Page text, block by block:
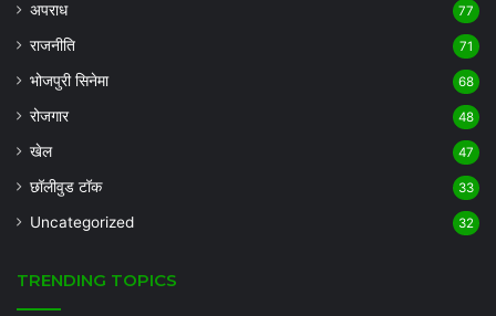
अपराध 77
राजनीति 71
भोजपुरी सिनेमा 68
रोजगार 48
खेल 47
छॉलीवुड टॉक 33
Uncategorized 32
TRENDING TOPICS